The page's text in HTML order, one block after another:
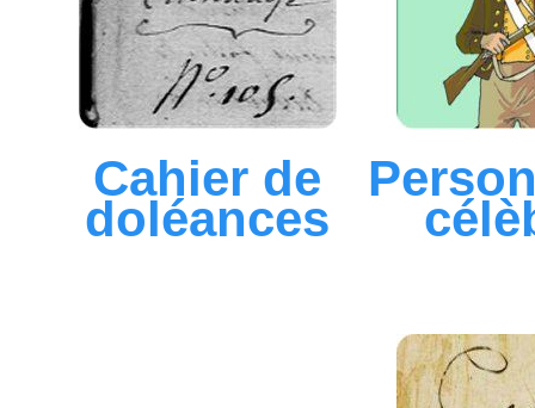
Cahier de
doléances